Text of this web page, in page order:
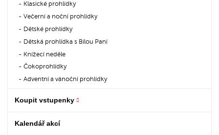
Klasické prohlídky
Večerní a noční prohlídky
Dětské prohlídky
Dětská prohlídka s Bílou Paní
Knížecí neděle
Čokoprohlídky
Adventní a vánoční prohlídky
Koupit vstupenky
Kalendář akcí